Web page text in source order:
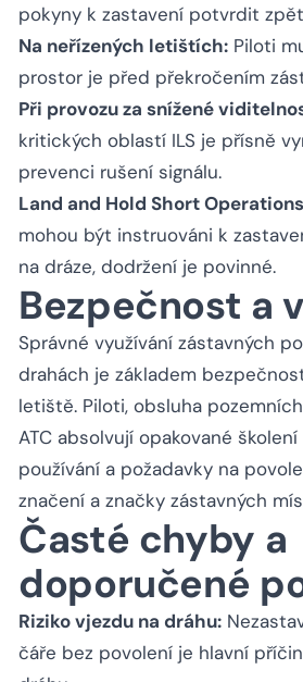
pokyny k zastavení potvrdit
Na neřízených letištích: Piloti
prostor je před překročením
Při provozu za snížené
kritických oblastí ILS je přísně
prevenci rušení signálu.
Land and Hold Short
mohou být instruováni k
na dráze, dodržení je povinné.
Bezpečnost a
Správné využívání zástavných
drahách je základem
letiště. Piloti, obsluha
ATC absolvují opakované
používání a požadavky na
značení a značky zástavných
Časté chyby a
doporučené
Riziko vjezdu na dráhu:
čáře bez povolení je hlavní